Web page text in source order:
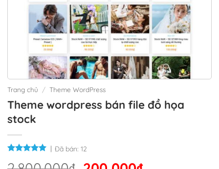
Trang chủ / Theme WordPress
Theme wordpress bán file đồ họa
stock
Đã bán: 12